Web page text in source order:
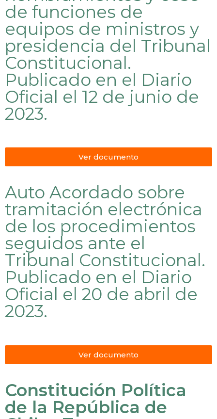
de funciones de
equipos de ministros y
presidencia del Tribunal
Constitucional.
Publicado en el Diario
Oficial el 12 de junio de
2023.
Ver documento
Auto Acordado sobre
tramitación electrónica
de los procedimientos
seguidos ante el
Tribunal Constitucional.
Publicado en el Diario
Oficial el 20 de abril de
2023.
Ver documento
Constitución Política
de la República de